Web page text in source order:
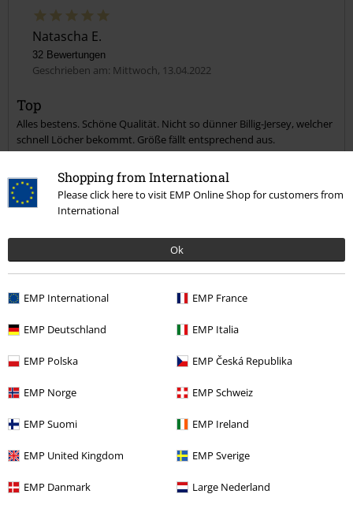
Shopping from International
Please click here to visit EMP Online Shop for customers from
International
Ok
EMP International EMP France
EMP Deutschland EMP Italia
EMP Polska EMP Česká Republika
EMP Norge EMP Schweiz
EMP Suomi EMP Ireland
EMP United Kingdom EMP Sverige
EMP Danmark Large Nederland
Kommentar jetzt abschicken!
Geschrieben am: Mittwoch, 13.04.2022
Top
Alles bestens. Schöne Qualität. Nicht so dünner Billig-Jersey, welcher
schnell Löcher bekommt. Größe fällt entsprechend aus.
Design
5
Verifizierte Rezension
War diese Bewertung hilfreich für dich?
Kommentieren